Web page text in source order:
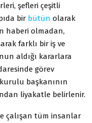
şefleri çeşitli
bir bütün olarak
haberi olmadan,
farklı bir iş ve
aldığı kararlara
görev
başkanının
liyakatle belirlenir.
çalışan tüm insanlar